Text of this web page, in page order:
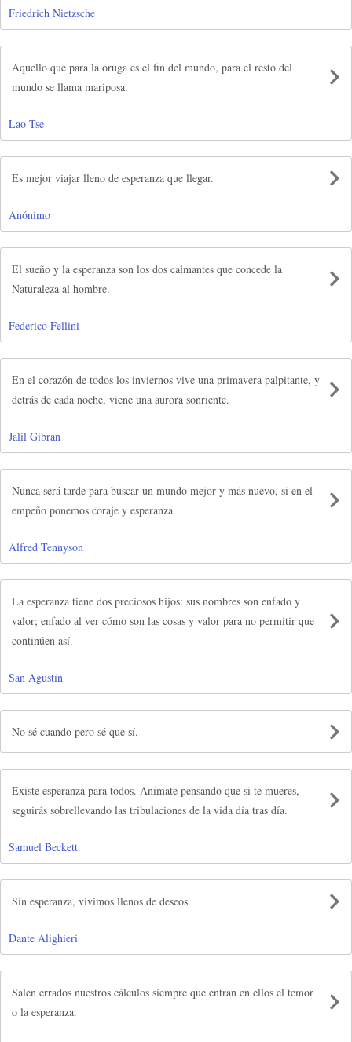
Friedrich Nietzsche
Aquello que para la oruga es el fin del mundo, para el resto del
mundo se llama mariposa.
Lao Tse
Es mejor viajar lleno de esperanza que llegar.
Anónimo
El sueño y la esperanza son los dos calmantes que concede la
Naturaleza al hombre.
Federico Fellini
En el corazón de todos los inviernos vive una primavera palpitante, y
detrás de cada noche, viene una aurora sonriente.
Jalil Gibran
Nunca será tarde para buscar un mundo mejor y más nuevo, si en el
empeño ponemos coraje y esperanza.
Alfred Tennyson
La esperanza tiene dos preciosos hijos: sus nombres son enfado y
valor; enfado al ver cómo son las cosas y valor para no permitir que
continúen así.
San Agustín
No sé cuando pero sé que sí.
Existe esperanza para todos. Anímate pensando que si te mueres,
seguirás sobrellevando las tribulaciones de la vida día tras día.
Samuel Beckett
Sin esperanza, vivimos llenos de deseos.
Dante Alighieri
Salen errados nuestros cálculos siempre que entran en ellos el temor
o la esperanza.